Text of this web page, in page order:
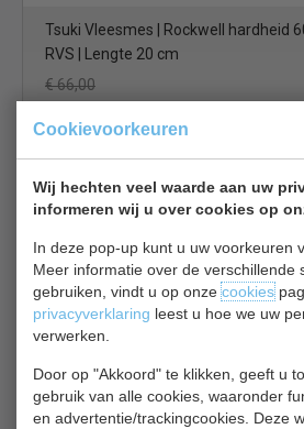
Cookievoorkeuren
Wij hechten veel waarde aan uw
informeren wij u over cookies op
In deze pop-up kunt u uw voorkeuren
Meer informatie over de verschillende
gebruiken, vindt u op onzecookies
privacyverklaring leest u hoe we uw
verwerken.
Door op "Akkoord" te klikken, geeft u
gebruik van alle cookies, waaronder
en advertentie/trackingcookies. Deze
Tsuki Vleesmes | Rockwell hardheid
RVS | Lengte 20 cm
€ 66,00
Messen bekijken
Tsuki Koksmes CF841
Koksmes | RVS | lengte 33 cm
€ 76,00
Messen bekijken